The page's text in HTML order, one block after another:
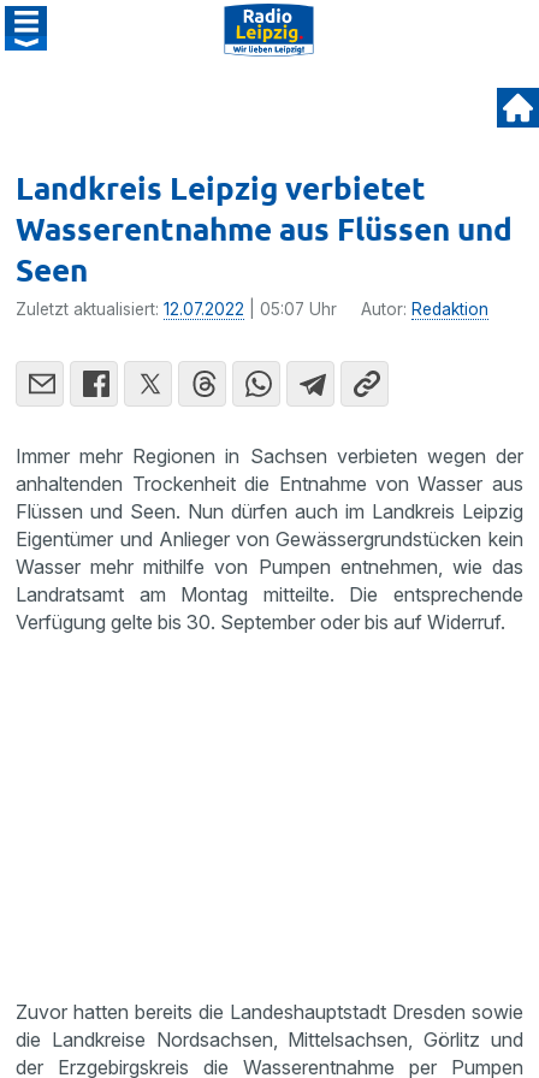
Landkreis Leipzig verbietet
Wasserentnahme aus Flüssen und
Seen
Zuletzt aktualisiert:12.07.2022 | 05:07 Uhr Autor: Redaktion
Immer mehr Regionen in Sachsen verbieten wegen der
anhaltenden Trockenheit die Entnahme von Wasser aus
Flüssen und Seen. Nun dürfen auch im Landkreis Leipzig
Eigentümer und Anlieger von Gewässergrundstücken kein
Wasser mehr mithilfe von Pumpen entnehmen, wie das
Landratsamt am Montag mitteilte. Die entsprechende
Verfügung gelte bis 30. September oder bis auf Widerruf.
Zuvor hatten bereits die Landeshauptstadt Dresden sowie
die Landkreise Nordsachsen, Mittelsachsen, Görlitz und
der Erzgebirgskreis die Wasserentnahme per Pumpen